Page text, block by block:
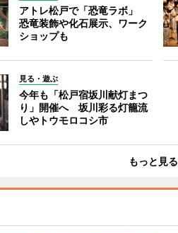
アトレ松戸で「恐竜ラボ」
恐竜装飾や化石展示、ワーク
ショップも
見る・遊ぶ
今年も「松戸宿坂川献灯まつ
り」開催へ 坂川彩る灯籠流
しやトウモロコシ市
もっと見る